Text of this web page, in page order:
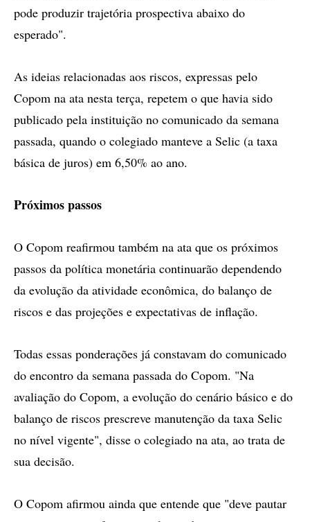
pode produzir trajetória prospectiva abaixo do
esperado".
As ideias relacionadas aos riscos, expressas pelo
Copom na ata nesta terça, repetem o que havia sido
publicado pela instituição no comunicado da semana
passada, quando o colegiado manteve a Selic (a taxa
básica de juros) em 6,50% ao ano.
Próximos passos
O Copom reafirmou também na ata que os próximos
passos da política monetária continuarão dependendo
da evolução da atividade econômica, do balanço de
riscos e das projeções e expectativas de inflação.
Todas essas ponderações já constavam do comunicado
do encontro da semana passada do Copom. "Na
avaliação do Copom, a evolução do cenário básico e do
balanço de riscos prescreve manutenção da taxa Selic
no nível vigente", disse o colegiado na ata, ao trata de
sua decisão.
O Copom afirmou ainda que entende que "deve pautar